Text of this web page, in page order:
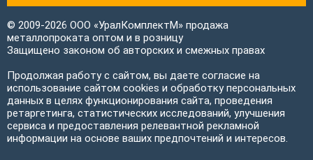
© 2009-2026 ООО «УралКомплектМ» продажа
металлопроката оптом и в розницу
Защищено законом об авторских и смежных правах
Продолжая работу с сайтом, вы даете согласие на
использование сайтом cookies и обработку персональных
данных в целях функционирования сайта, проведения
ретаргетинга, статистических исследований, улучшения
сервиса и предоставления релевантной рекламной
информации на основе ваших предпочтений и интересов.